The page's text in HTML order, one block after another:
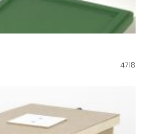
4718